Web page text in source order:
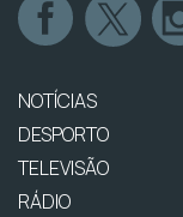
NOTÍCIAS
DESPORTO
TELEVISÃO
RÁDIO